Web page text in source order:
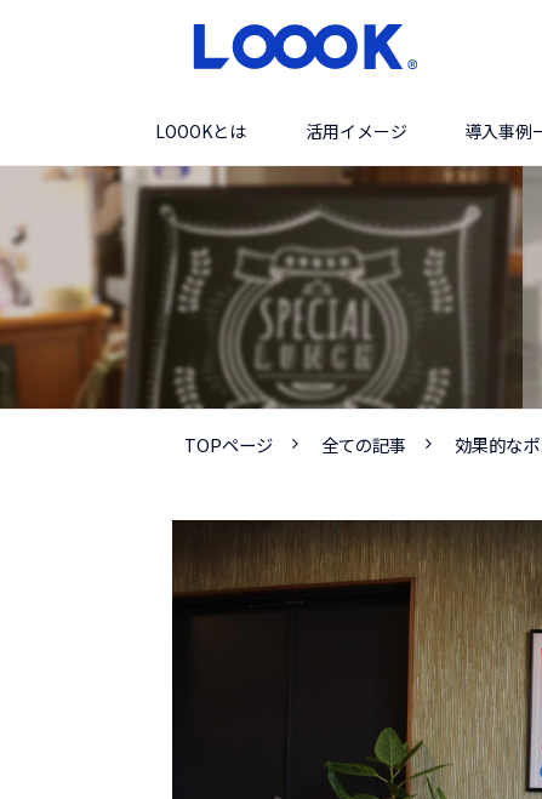
LOOOKとは 活用イメージ 導入事例
TOPページ 全ての記事 効果的な